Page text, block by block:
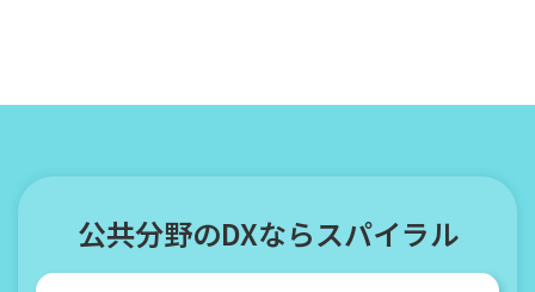
公共分野のDXならスパイラル